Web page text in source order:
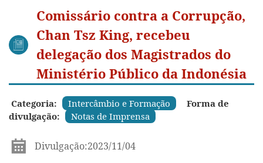
Comissário contra a Corrupção,
Chan Tsz King, recebeu
delegação dos Magistrados do
Ministério Público da Indonésia
Categoria: Intercâmbio e Formação
Forma de
divulgação:
Notas de Imprensa
Divulgação:2023/11/04